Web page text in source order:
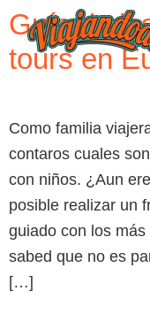
Guía de
tours en
Como familia
contaros cuales
con niños. ¿Aun
posible realizar un
guiado con los
sabed que no es
[…]